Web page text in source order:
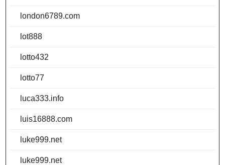
london6789.com
lot888
lotto432
lotto77
luca333.info
luis16888.com
luke999.net
luke999.net